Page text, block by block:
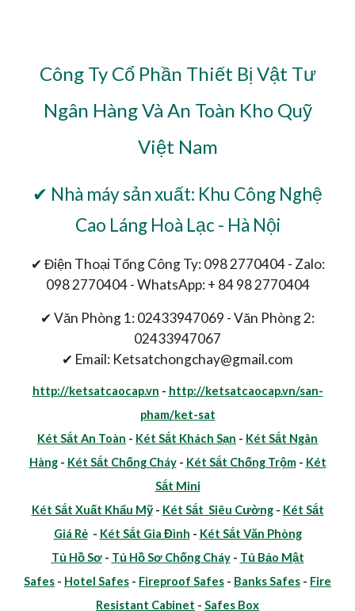
Công Ty Cổ Phần Thiết Bị Vật Tư
Ngân Hàng Và An Toàn Kho Quỹ
Việt Nam
✔ Nhà máy sản xuất: Khu Công Nghệ
Cao Láng Hoà Lạc - Hà Nội
✔ Điện Thoại Tổng Công Ty: 098 2770404 - Zalo:
098 2770404 - WhatsApp: + 84 98 2770404
✔ Văn Phòng 1: 02433947069 - Văn Phòng 2:
02433947067
✔ Email: Ketsatchongchay@gmail.com
http://ketsatcaocap.vn - http://ketsatcaocap.vn/san-
pham/ket-sat
Két Sắt An Toàn - Két Sắt Khách Sạn - Két Sắt Ngân
Hàng- Két Sắt Chống Cháy- Két Sắt Chống Trộm- Két
Sắt Mini
Két Sắt Xuất Khẩu Mỹ- Két Sắt Siêu Cường- Két Sắt
Giá Rẻ- Két Sắt Gia Đình - Két Sắt Văn Phòng
Tủ Hồ Sơ- Tủ Hồ Sơ Chống Cháy- Tủ Bảo Mật
Safes - Hotel Safes - Fireproof Safes - Banks Safes - Fire
Resistant Cabinet - Safes Box